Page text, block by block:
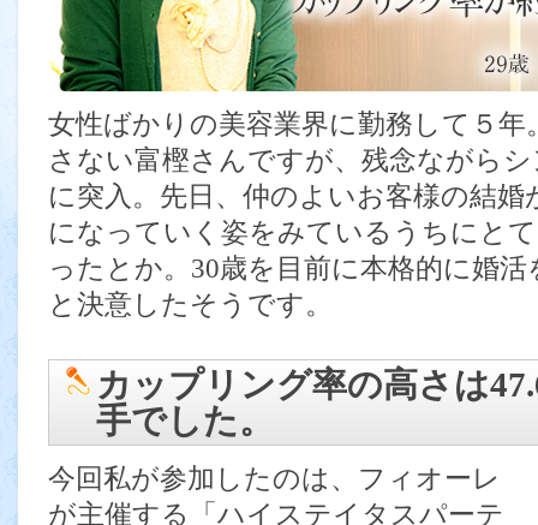
女性ばかりの美容業界に勤務して５
さない富樫さんですが、残念ながら
に突入。先日、仲のよいお客様の結
になっていく姿をみているうちにと
ったとか。30歳を目前に本格的に婚
と決意したそうです。
カップリング率の高さは
手でした。
今回私が参加したのは、フィオーレ
が主催する「ハイステイタスパーテ